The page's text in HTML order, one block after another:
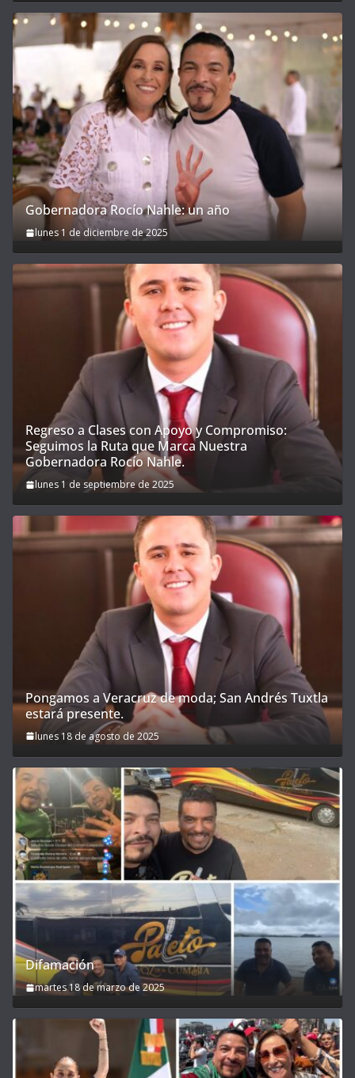
Gobernadora Rocío Nahle: un año
lunes 1 de diciembre de 2025
Regreso a Clases con Apoyo y Compromiso:
Seguimos la Ruta que Marca Nuestra
Gobernadora Rocío Nahle.
lunes 1 de septiembre de 2025
Pongamos a Veracruz de moda; San Andrés Tuxtla
estará presente.
lunes 18 de agosto de 2025
Difamación
martes 18 de marzo de 2025